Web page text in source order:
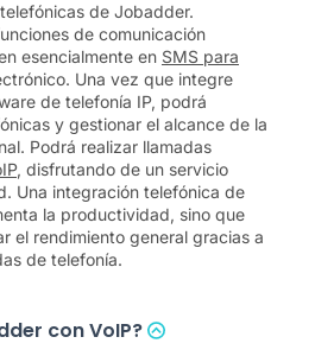
telefónicas de Jobadder.
de comunicación
esencialmente en SMS para
Una vez que integre
de telefonía IP, podrá
y gestionar el alcance de la
Podrá realizar llamadas
, disfrutando de un servicio
Una integración telefónica de
la productividad, sino que
el rendimiento general gracias a
de telefonía.
con VoIP?